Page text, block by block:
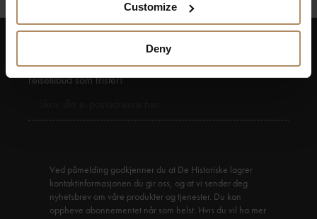
Customize
Deny
Hold deg oppdatert på nyheter, og få spennende
reisetilbud som frister!
Ved påmelding godkjenner du at De Historiske lagrer
kontaktinformasjonen du gir oss, og at vi sender deg
nyhetsbrev om våre produkter og tjenester. Du kan
oppheve abonnementet når som helst. Hvis du vil ha mer